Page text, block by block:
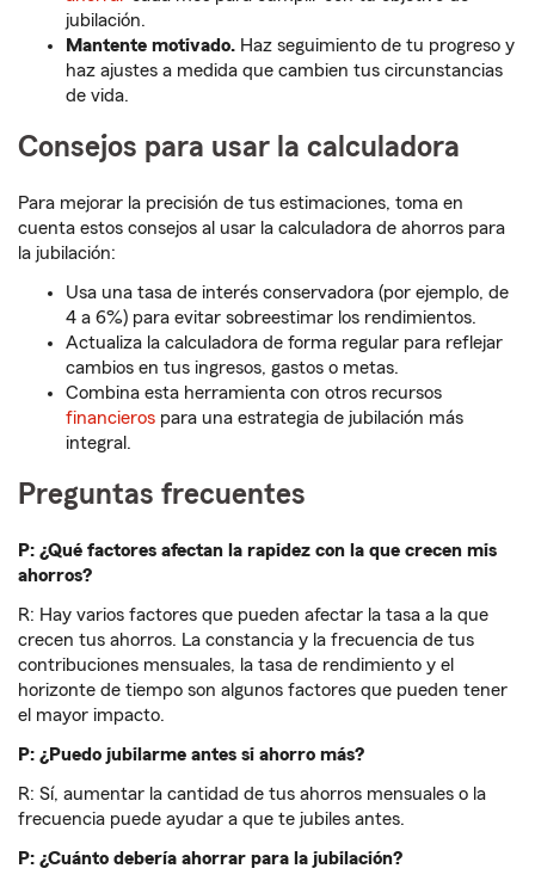
jubilación.
Mantente motivado. Haz seguimiento de tu progreso y
haz ajustes a medida que cambien tus circunstancias
de vida.
Consejos para usar la calculadora
Para mejorar la precisión de tus estimaciones, toma en
cuenta estos consejos al usar la calculadora de ahorros para
la jubilación:
Usa una tasa de interés conservadora (por ejemplo, de
4 a 6%) para evitar sobreestimar los rendimientos.
Actualiza la calculadora de forma regular para reflejar
cambios en tus ingresos, gastos o metas.
Combina esta herramienta con otros recursos
financieros para una estrategia de jubilación más
integral.
Preguntas frecuentes
P: ¿Qué factores afectan la rapidez con la que crecen mis
ahorros?
R: Hay varios factores que pueden afectar la tasa a la que
crecen tus ahorros. La constancia y la frecuencia de tus
contribuciones mensuales, la tasa de rendimiento y el
horizonte de tiempo son algunos factores que pueden tener
el mayor impacto.
P: ¿Puedo jubilarme antes si ahorro más?
R: Sí, aumentar la cantidad de tus ahorros mensuales o la
frecuencia puede ayudar a que te jubiles antes.
P: ¿Cuánto debería ahorrar para la jubilación?